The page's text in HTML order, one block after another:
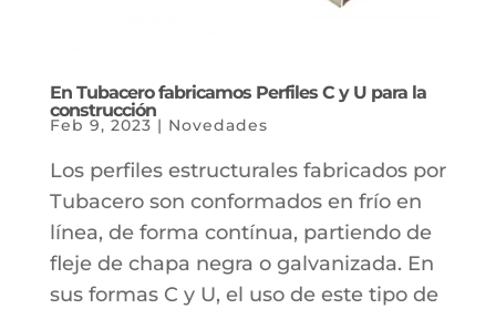
En Tubacero fabricamos Perfiles C y U para la
construcción
Feb 9, 2023 | Novedades
Los perfiles estructurales fabricados por
Tubacero son conformados en frío en
línea, de forma contínua, partiendo de
fleje de chapa negra o galvanizada. En
sus formas C y U, el uso de este tipo de